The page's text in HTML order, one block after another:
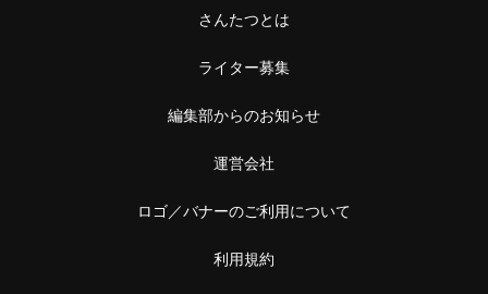
さんたつとは
ライター募集
編集部からのお知らせ
運営会社
ロゴ／バナーのご利用について
利用規約